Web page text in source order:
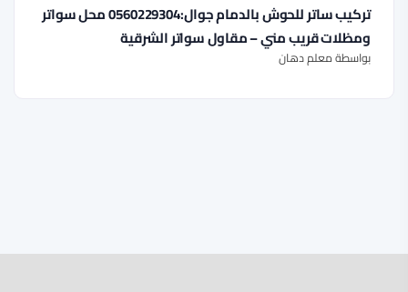
تركيب ساتر للحوش بالدمام جوال:0560229304 محل سواتر
ومظلات قريب مني – مقاول سواتر الشرقية
بواسطة معلم دهان